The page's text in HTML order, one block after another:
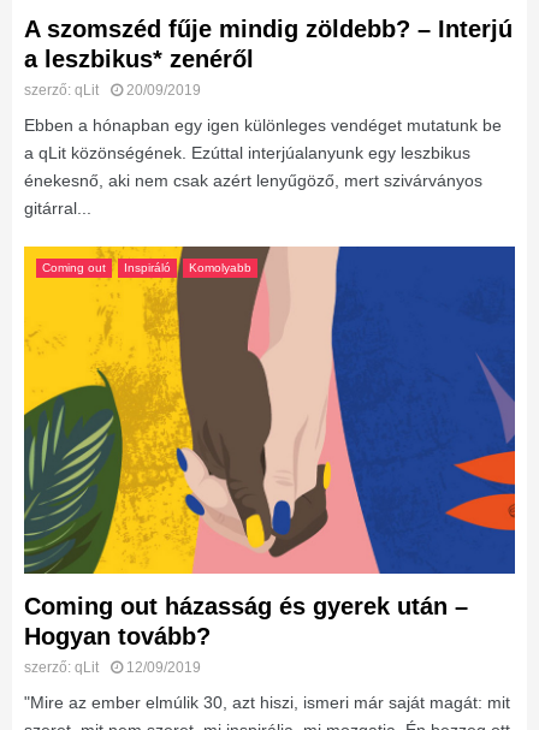
A szomszéd fűje mindig zöldebb? – Interjú
a leszbikus* zenéről
szerző: qLit 20/09/2019
Ebben a hónapban egy igen különleges vendéget mutatunk be
a qLit közönségének. Ezúttal interjúalanyunk egy leszbikus
énekesnő, aki nem csak azért lenyűgöző, mert szivárványos
gitárral...
Coming out Inspiráló Komolyabb
Coming out házasság és gyerek után –
Hogyan tovább?
szerző: qLit 12/09/2019
"Mire az ember elmúlik 30, azt hiszi, ismeri már saját magát: mit